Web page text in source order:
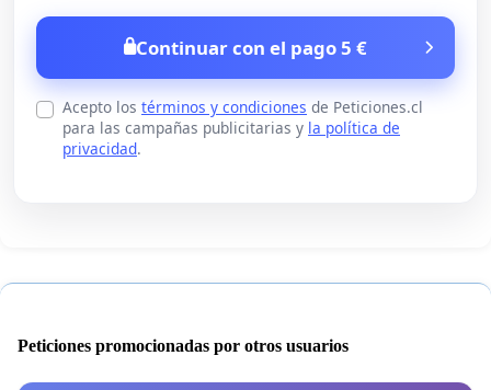
Continuar con el pago 5 €
Acepto los términos y condiciones de Peticiones.cl
para las campañas publicitarias y la política de
privacidad.
Peticiones promocionadas por otros usuarios